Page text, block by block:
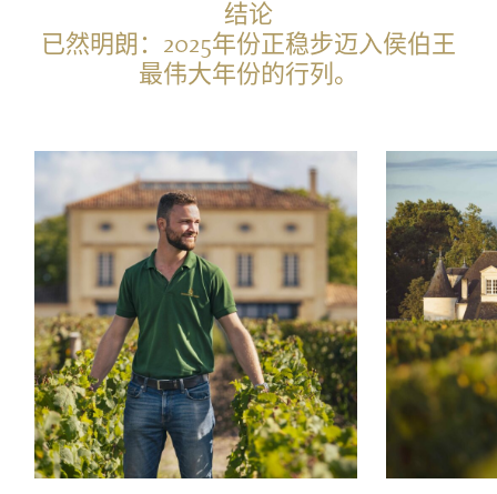
结论
已然明朗：2025年份正稳步迈入侯伯王
最伟大年份的行列。